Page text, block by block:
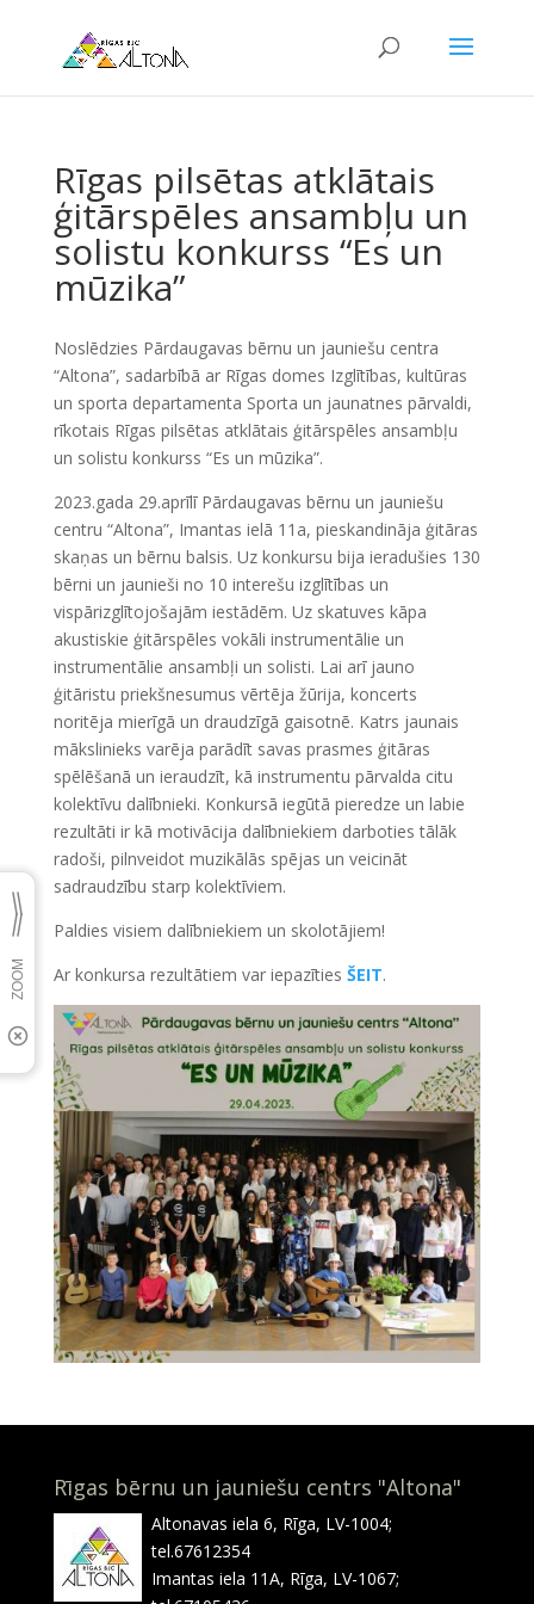
Rīgas pilsētas atklātais
ģitārspēles ansambļu un
solistu konkurss “Es un
mūzika”
Noslēdzies Pārdaugavas bērnu un jauniešu centra
“Altona”, sadarbībā ar Rīgas domes Izglītības, kultūras
un sporta departamenta Sporta un jaunatnes pārvaldi,
rīkotais Rīgas pilsētas atklātais ģitārspēles ansambļu
un solistu konkurss “Es un mūzika”.
2023.gada 29.aprīlī Pārdaugavas bērnu un jauniešu
centru “Altona”, Imantas ielā 11a, pieskandināja ģitāras
skaņas un bērnu balsis. Uz konkursu bija ieradušies 130
bērni un jaunieši no 10 interešu izglītības un
vispārizglītojošajām iestādēm. Uz skatuves kāpa
akustiskie ģitārspēles vokāli instrumentālie un
instrumentālie ansambļi un solisti. Lai arī jauno
ģitāristu priekšnesumus vērtēja žūrija, koncerts
noritēja mierīgā un draudzīgā gaisotnē. Katrs jaunais
mākslinieks varēja parādīt savas prasmes ģitāras
spēlēšanā un ieraudzīt, kā instrumentu pārvalda citu
kolektīvu dalībnieki. Konkursā iegūtā pieredze un labie
rezultāti ir kā motivācija dalībniekiem darboties tālāk
radoši, pilnveidot muzikālās spējas un veicināt
sadraudzību starp kolektīviem.
Paldies visiem dalībniekiem un skolotājiem!
Ar konkursa rezultātiem var iepazīties ŠEIT.
Rīgas bērnu un jauniešu centrs "Altona"
Altonavas iela 6, Rīga, LV-1004;
tel.67612354
Imantas iela 11A, Rīga, LV-1067;